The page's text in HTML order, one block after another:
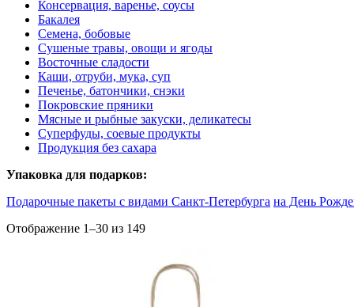
Консервация, варенье, соусы
Бакалея
Семена, бобовые
Сушеные травы, овощи и ягоды
Восточные сладости
Каши, отруби, мука, суп
Печенье, батончики, снэки
Покровские пряники
Мясные и рыбные закуски, деликатесы
Суперфуды, соевые продукты
Продукция без сахара
Упаковка для подарков:
Подарочные пакеты с видами Санкт-Петербурга на День
Отображение 1–30 из 149